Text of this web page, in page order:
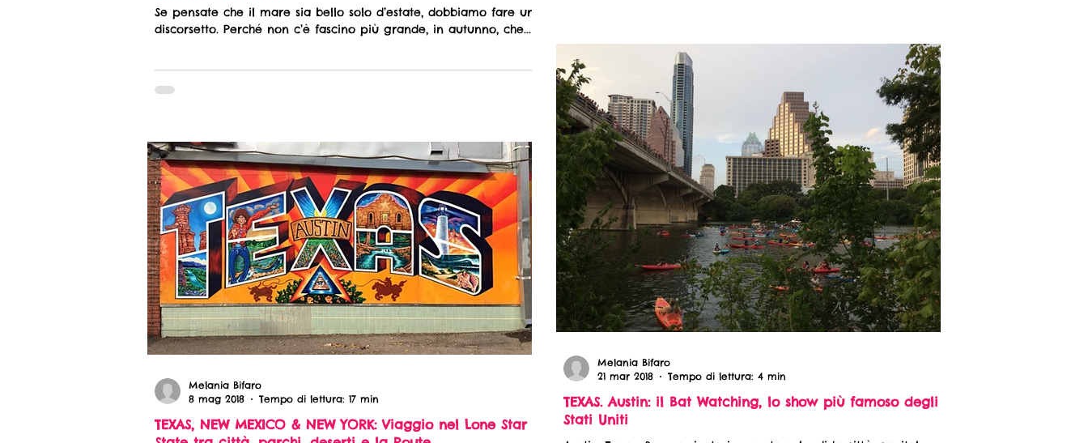
Se pensate che il mare sia bello solo d’estate, dobbiamo fare un
discorsetto. Perché non c’è fascino più grande, in autunno, che...
TEXAS, NEW MEXICO & NEW YORK: Viaggio nel Lone Star
Melania Bifaro
8 mag 2018
Tempo di lettura: 17 min
TEXAS. Austin: il Bat Watching, lo show più famoso degli
Stati Uniti
Melania Bifaro
21 mar 2018
Tempo di lettura: 4 min